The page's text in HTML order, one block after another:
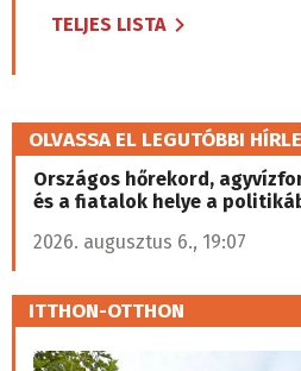
TELJES LISTA
OLVASSA EL LEGUTÓBBI
Országos hőrekord,
és a fiatalok helye a
2026. augusztus 6., 19:07
ITTHON-OTTHON